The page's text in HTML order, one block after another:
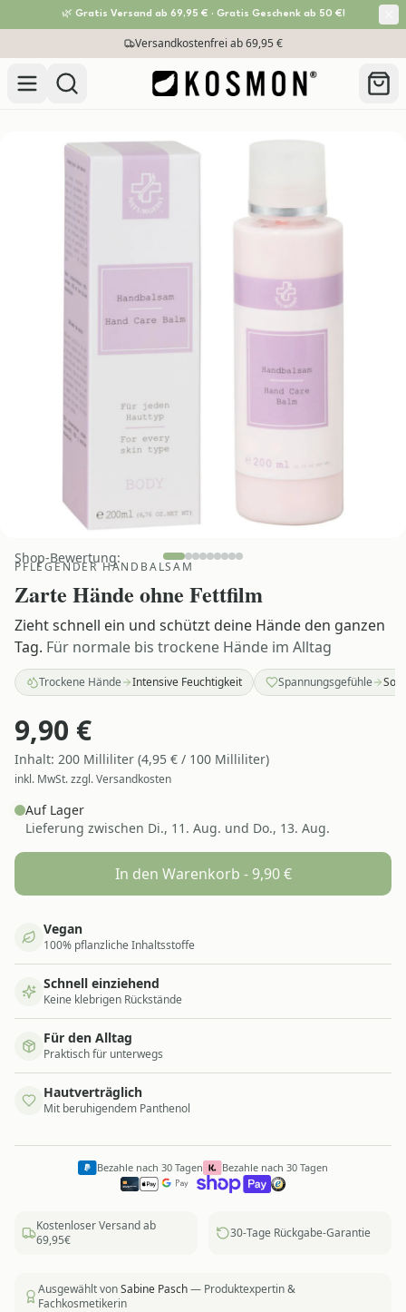
🌿 Gratis Versand ab 69,95 € · Gratis Geschenk ab 50 €!
Zum Inhalt springenVersandkostenfrei ab 69,95 €
Shop-Bewertung:
PFLEGENDER HANDBALSAM
Zarte Hände ohne Fettfilm
Zieht schnell ein und schützt deine Hände den ganzen
Tag. Für normale bis trockene Hände im Alltag
Trockene Hände Intensive Feuchtigkeit Spannungsgefühle
9,90 €
Inhalt: 200 Milliliter (4,95 € / 100 Milliliter)
inkl. MwSt. zzgl. Versandkosten
Auf Lager
Lieferung zwischen Di., 11. Aug. und Do., 13. Aug.
In den Warenkorb - 9,90€
Vegan
100% pflanzliche Inhaltsstoffe
Schnell einziehend
Keine klebrigen Rückstände
Für den Alltag
Praktisch für unterwegs
Hautverträglich
Mit beruhigendem Panthenol
Bezahle nach 30 Tagen Bezahle nach 30 Tagen
Kostenloser Versand ab
69,95€
30-Tage Rückgabe-Garantie
Ausgewählt vonSabine Pasch— Produktexpertin &
Fachkosmetikerin